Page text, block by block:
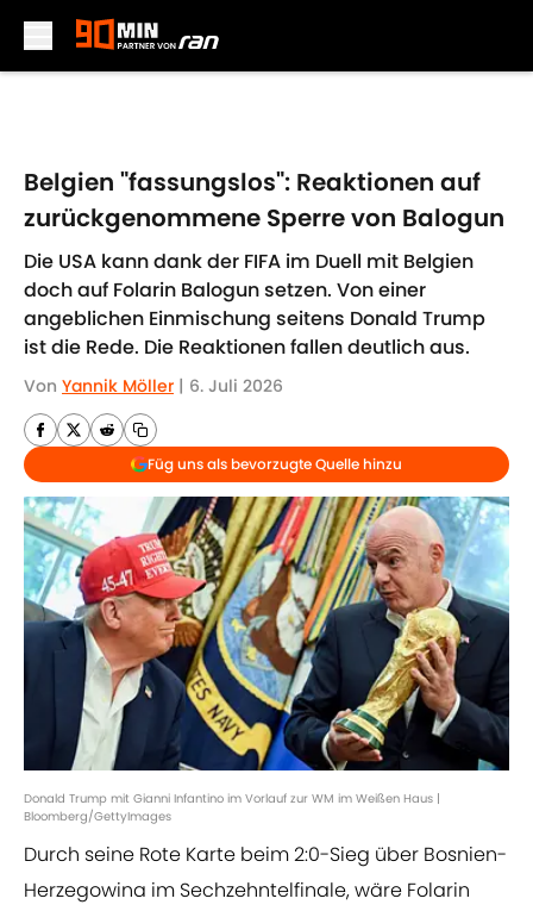
Belgien "fassungslos": Reaktionen auf
zurückgenommene Sperre von Balogun
Die USA kann dank der FIFA im Duell mit Belgien
doch auf Folarin Balogun setzen. Von einer
angeblichen Einmischung seitens Donald Trump
ist die Rede. Die Reaktionen fallen deutlich aus.
Von Yannik Möller | 6. Juli 2026
Füg uns als bevorzugte Quelle hinzu
Donald Trump mit Gianni Infantino im Vorlauf zur WM im Weißen Haus |
Bloomberg/GettyImages
Durch seine Rote Karte beim 2:0-Sieg über Bosnien-
Herzegowina im Sechzehntelfinale, wäre Folarin